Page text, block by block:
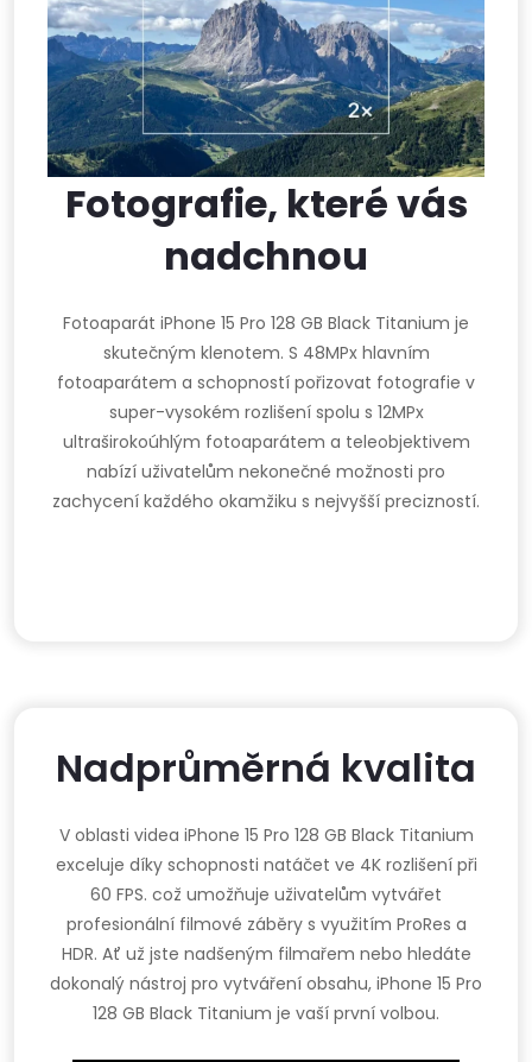
Fotografie, které vás
nadchnou
Fotoaparát iPhone 15 Pro 128 GB Black Titanium je
skutečným klenotem. S 48MPx hlavním
fotoaparátem a schopností pořizovat fotografie v
super-vysokém rozlišení spolu s 12MPx
ultraširokoúhlým fotoaparátem a teleobjektivem
nabízí uživatelům nekonečné možnosti pro
zachycení každého okamžiku s nejvyšší precizností.
Nadprůměrná kvalita
V oblasti videa iPhone 15 Pro 128 GB Black Titanium
exceluje díky schopnosti natáčet ve 4K rozlišení při
60 FPS. což umožňuje uživatelům vytvářet
profesionální filmové záběry s využitím ProRes a
HDR. Ať už jste nadšeným filmařem nebo hledáte
dokonalý nástroj pro vytváření obsahu, iPhone 15 Pro
128 GB Black Titanium je vaší první volbou.